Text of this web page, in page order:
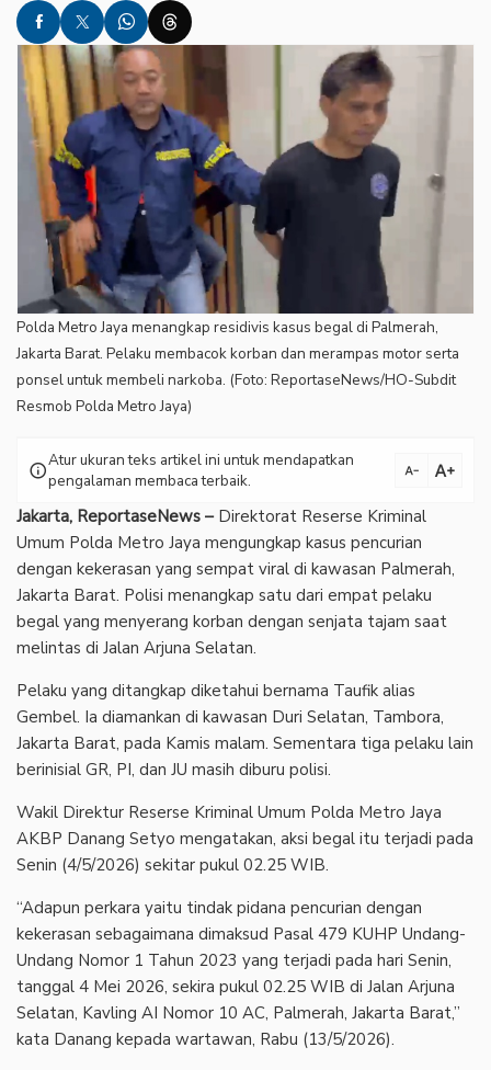
Polda Metro Jaya menangkap residivis kasus begal di Palmerah,
Jakarta Barat. Pelaku membacok korban dan merampas motor serta
ponsel untuk membeli narkoba. (Foto: ReportaseNews/HO-Subdit
Resmob Polda Metro Jaya)
infoAtur ukuran teks artikel ini untuk mendapatkan
pengalaman membaca terbaik.
text_decrease text_increase
Jakarta, ReportaseNews –Direktorat Reserse Kriminal
Umum Polda Metro Jaya mengungkap kasus pencurian
dengan kekerasan yang sempat viral di kawasan Palmerah,
Jakarta Barat. Polisi menangkap satu dari empat pelaku
begal yang menyerang korban dengan senjata tajam saat
melintas di Jalan Arjuna Selatan.
‎Pelaku yang ditangkap diketahui bernama Taufik alias
Gembel. Ia diamankan di kawasan Duri Selatan, Tambora,
Jakarta Barat, pada Kamis malam. Sementara tiga pelaku lain
berinisial GR, PI, dan JU masih diburu polisi.
‎Wakil Direktur Reserse Kriminal Umum Polda Metro Jaya
AKBP Danang Setyo mengatakan, aksi begal itu terjadi pada
Senin (4/5/2026) sekitar pukul 02.25 WIB.
‎“Adapun perkara yaitu tindak pidana pencurian dengan
kekerasan sebagaimana dimaksud Pasal 479 KUHP Undang-
Undang Nomor 1 Tahun 2023 yang terjadi pada hari Senin,
tanggal 4 Mei 2026, sekira pukul 02.25 WIB di Jalan Arjuna
Selatan, Kavling AI Nomor 10 AC, Palmerah, Jakarta Barat,”
kata Danang kepada wartawan, Rabu (13/5/2026).